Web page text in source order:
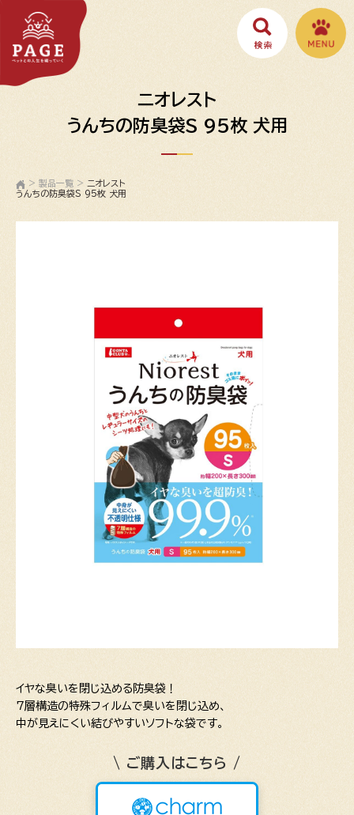
ニオレスト
うんちの防臭袋S 95枚 犬用
> 製品一覧 > ニオレスト
うんちの防臭袋S 95枚 犬用
イヤな臭いを閉じ込める防臭袋！
7層構造の特殊フィルムで臭いを閉じ込め、
中が見えにくい結びやすいソフトな袋です。
\ ご購入はこちら /